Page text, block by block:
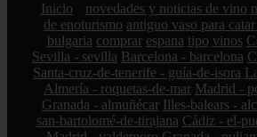
Inicio novedades y noticias de vino
de enoturismo antiguo vaso para
bulgaria comprar espana tipo vinos
Sevilla - sevilla Barcelona - barcelona
Santa-cruz-de-tenerife - guía-de-isora
Almería - roquetas-de-mar Madrid -
Granada - almuñécar Illes-balears -
san-bartolomé-de-tirajana Cádiz - el-